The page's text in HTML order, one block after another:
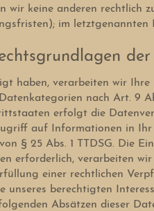
wir keine anderen rechtlich
im
haben, verarbeiten wir
nach Art. 9
erfolgt die
auf Informationen in
§ 25 Abs. 1 TTDSG. Die
erforderlich, verarbeiten
einer rechtlichen
berechtigten
Absätzen dieser